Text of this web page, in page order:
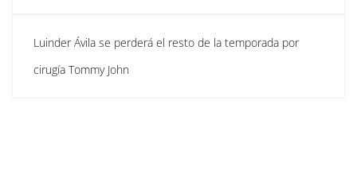
Luinder Ávila se perderá el resto de la temporada por
cirugía Tommy John